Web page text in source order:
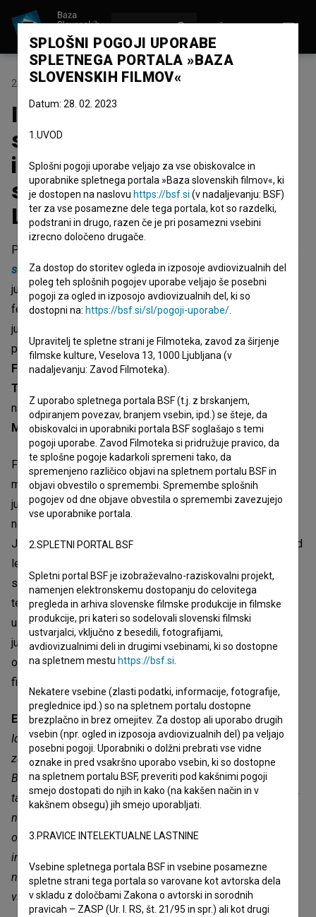
24. junij 2026
Ida, ki je pela tako grdo, da
so še mrtvi vstali od mrtvih
in zapeli z njo nadaljuje
svojo festivalsko pot v
London in Busan
Prvenec režiserke
so
še mrtvi vstali od mrtvih in zapeli z njobo v četrtek, 25.
junija v tekmovalnem programu mednarodnega filmskega
festivalaRaindancev Londonu. Festival se je pričel 17.
junija in poteka do tega petka, 26. junija. Londonske
projekcije se bodo udeležile režiserka ter igralkeJudita
Franković Brdar,Mila Peršin,Eva Stražar
Trnjanin
nagradoDiscoveryza najboljši prvenec in igralka Lana
Marićza najboljšo igralsko upodobitev v prvencu.
Film se je prav tako uvrstil v tekmovalni program
mednarodnega filmskega festivala za otroke in mladino v
južnokorejskem Busanu (BIKY), ki je največji in
najpomembnejši festival otroškega in mladinskega filma v
Južni Koreji ter eden vodilnih tovrstnih festivalov v Aziji. Od
leta 2005 predstavlja kakovostne filme z vsega sveta,
spodbuja filmsko pismenost in ustvarjalnost med mladimi
ter jih aktivno vključuje v festivalske programe, žirije in
ustvarjalne delavnice. Festival, ki bo potekal od 8. do 14.
julija, je pomembna mednarodna platforma za predstavitev
otroškega in mladinskega filma ter za odkrivanje novih
filmskih talentov.
Ester Ivakičje ob tem povedala:»Vesela sem, da bo film
Ida, ki je pela tako grdo, da so še mrtvi vstali od mrtvih in
zapeli z njo prikazan na festivalih Raindance v Londonu in
Busanu v Južni Koreji. Lep občutek je, da bo film potoval
tako daleč in dosegel občinstvo v različnih delih sveta, tudi
na drugem kontinentu. Ker zgodba izhaja iz slovenskega
okolja, me še posebej zanima, kako jo bodo sprejeli otroci
in mladi v drugačnem kulturnem prostoru. Prav srečanja z
novimi občinstvi so eden najlepših delov festivalske poti
vsakega filma.
SPLOŠNI POGOJI UPORABE
SPLETNEGA PORTALA »BAZA
SLOVENSKIH FILMOV«
Datum: 28. 02. 2023
1.UVOD
Splošni pogoji uporabe veljajo za vse obiskovalce in
uporabnike spletnega portala »Baza slovenskih filmov«, ki
je dostopen na naslovu https://bsf.si (v nadaljevanju: BSF)
ter za vse posamezne dele tega portala, kot so razdelki,
podstrani in drugo, razen če je pri posamezni vsebini
izrecno določeno drugače.
Za dostop do storitev ogleda in izposoje avdiovizualnih del
poleg teh splošnih pogojev uporabe veljajo še posebni
pogoji za ogled in izposojo avdiovizualnih del, ki so
dostopni na: https://bsf.si/sl/pogoji-uporabe/
Upravitelj te spletne strani je Filmoteka, zavod za širjenje
filmske kulture, Veselova 13, 1000 Ljubljana (v
nadaljevanju: Zavod Filmoteka).
Z uporabo spletnega portala BSF (t.j. z brskanjem,
odpiranjem povezav, branjem vsebin, ipd.) se šteje, da
obiskovalci in uporabniki portala BSF soglašajo s temi
pogoji uporabe. Zavod Filmoteka si pridružuje pravico, da
te splošne pogoje kadarkoli spremeni tako, da
spremenjeno različico objavi na spletnem portalu BSF in
objavi obvestilo o spremembi. Spremembe splošnih
pogojev od dne objave obvestila o spremembi zavezujejo
vse uporabnike portala.
2.SPLETNI PORTAL BSF
Spletni portal BSF je izobraževalno-raziskovalni projekt,
namenjen elektronskemu dostopanju do celovitega
pregleda in arhiva slovenske filmske produkcije in filmske
produkcije, pri kateri so sodelovali slovenski filmski
ustvarjalci, vključno z besedili, fotografijami,
avdiovizualnimi deli in drugimi vsebinami, ki so dostopne
na spletnem mestu https://bsf.si
Nekatere vsebine (zlasti podatki, informacije, fotografije,
preglednice ipd.) so na spletnem portalu dostopne
brezplačno in brez omejitev. Za dostop ali uporabo drugih
vsebin (npr. ogled in izposoja avdiovizualnih del) pa veljajo
posebni pogoji. Uporabniki o dolžni prebrati vse vidne
oznake in pred vsakršno uporabo vsebin, ki so dostopne
na spletnem portalu BSF, preveriti pod kakšnimi pogoji
smejo dostopati do njih in kako (na kakšen način in v
kakšnem obsegu) jih smejo uporabljati.
3.PRAVICE INTELEKTUALNE LASTNINE
Vsebine spletnega portala BSF in vsebine posamezne
spletne strani tega portala so varovane kot avtorska dela
v skladu z določbami Zakona o avtorski in sorodnih
pravicah – ZASP (Ur. l. RS, št. 21/95 in spr.) ali kot drugi